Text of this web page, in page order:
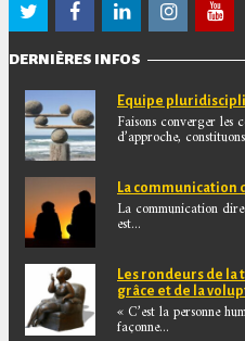
DERNIÈRES INFOS
Equipe
Faisons converger les
d’approche,
La communication
La communication
est...
Les rondeurs de la
grâce et de la
« C’est la personne
façonne...